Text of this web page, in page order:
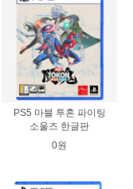
PS5 마블 투혼 파이팅
소울즈 한글판
0원